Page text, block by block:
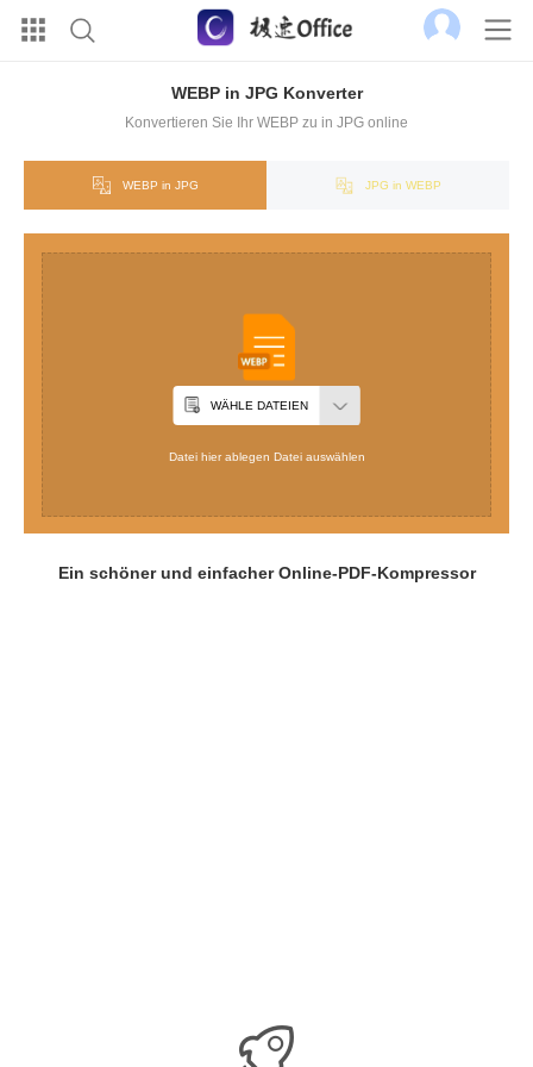
WEBP in JPG Konverter
Konvertieren Sie Ihr WEBP zu in JPG online
WEBP in JPG JPG in WEBP
WÄHLE DATEIEN
Datei hier ablegen Datei auswählen
Ein schöner und einfacher Online-PDF-Kompressor